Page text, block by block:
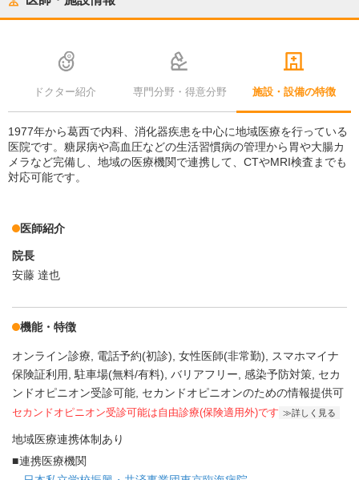
ドクター紹介 専門分野・得意分野 施設・設備の特徴
1977年から葛西で内科、消化器疾患を中心に地域医療を行っている
医院です。糖尿病や高血圧などの生活習慣病の管理から胃や大腸カ
メラなど完備し、地域の医療機関で連携して、CTやMRI検査までも
対応可能です。
医師紹介
院長
安藤 達也
機能・特徴
オンライン診療 電話予約(初診) 女性医師(非常勤)
スマホマイナ
保険証利用
駐車場(無料/有料) バリアフリー 感染予防対策 セカ
ンドオピニオン受診可能 セカンドオピニオンのための情報提供可
セカンドオピニオン受診可能は自由診療(保険適用外)です 詳しく見る
地域医療連携体制あり
連携医療機関